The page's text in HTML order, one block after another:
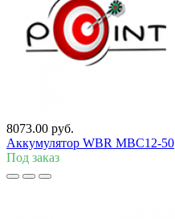
8073.00 руб.
Аккумулятор WBR MBC12-50
Под заказ